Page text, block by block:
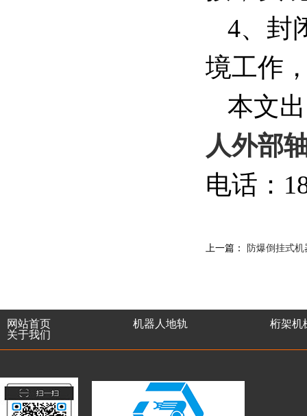
4、封
境工作
本文
人外部
电话：
上一篇： 防爆倒挂式
网站首页 机器人地轨
桁架机
关于我们